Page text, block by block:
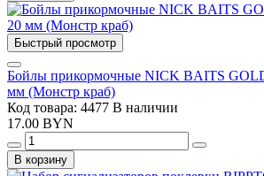
Быстрый просмотр
Бойлы прикормочные NICK BAITS
мм (Монстр краб)
Код товара: 4477 В наличии
17.00 BYN
В корзину